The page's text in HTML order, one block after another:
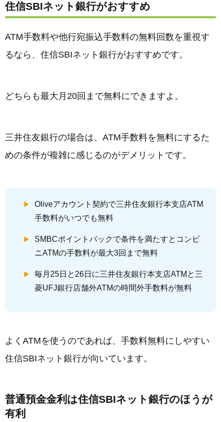
住信SBIネット銀行がおすすめ
ATM手数料や他行宛振込手数料の無料回数を重視す
るなら、住信SBIネット銀行がおすすめです。
どちらも最大月20回まで無料にできますよ。
三井住友銀行の場合は、ATM手数料を無料にするた
めの条件が複雑に感じるのがデメリットです。
Oliveアカウント契約で三井住友銀行本支店ATM
手数料がいつでも無料
SMBCポイントパックで条件を満たすとコンビ
ニATMの手数料が最大3回まで無料
毎月25日と26日に三井住友銀行本支店ATMと三
菱UFJ銀行店舗外ATMの時間外手数料が無料
よくATMを使うのであれば、手数料無料にしやすい
住信SBIネット銀行が向いています。
普通預金金利は住信SBIネット銀行のほうが
有利